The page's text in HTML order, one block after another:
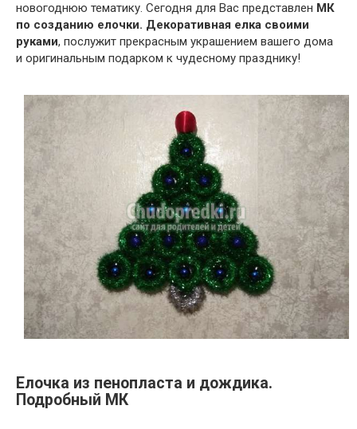
новогоднюю тематику. Сегодня для Вас представлен МК
по созданию елочки. Декоративная елка своими
руками, послужит прекрасным украшением вашего дома
и оригинальным подарком к чудесному празднику!
Елочка из пенопласта и дождика.
Подробный МК